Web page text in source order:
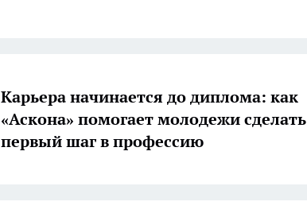
Карьера начинается до диплома: как
«Аскона» помогает молодежи сделать
первый шаг в профессию